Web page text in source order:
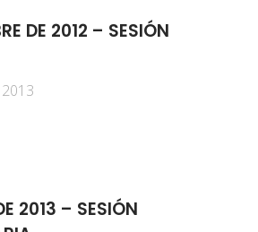
DE 2012 – SESIÓN
2013 – SESIÓN